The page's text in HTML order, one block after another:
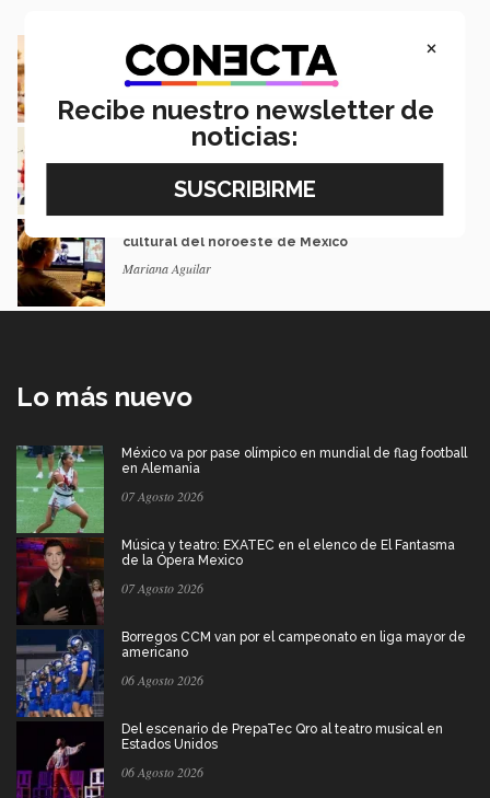
De negocio familiar a modelo de eventos: el
camino de una egresada
Mauricio Gaona
Estos EXATEC lideran empresas en México y
cultural del noroeste de México
Mariana Aguilar
Lo más nuevo
México va por pase olímpico en mundial de flag football
en Alemania
07 Agosto 2026
Música y teatro: EXATEC en el elenco de El Fantasma
de la Ópera Mexico
07 Agosto 2026
Borregos CCM van por el campeonato en liga mayor de
americano
06 Agosto 2026
Del escenario de PrepaTec Qro al teatro musical en
Estados Unidos
06 Agosto 2026
×
Recibe nuestro newsletter de
noticias: